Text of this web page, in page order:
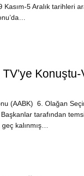
5 Aralık tarihleri
(AABK) 6. Olağan
tarafından
kalınmış…